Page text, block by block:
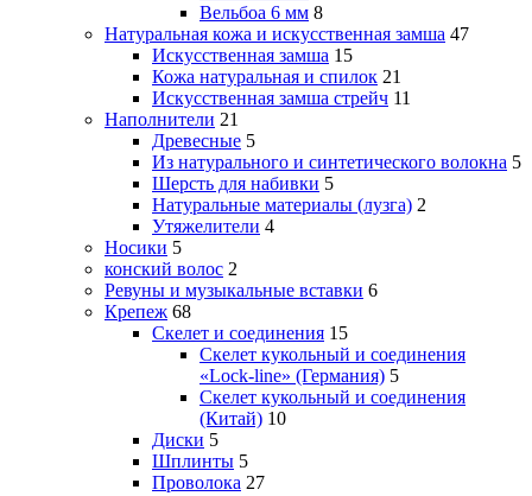
Вельбоа 6 мм 8
Натуральная кожа и искусственная замша 47
Искусственная замша 15
Кожа натуральная и спилок 21
Искусственная замша стрейч 11
Наполнители 21
Древесные 5
Из натурального и синтетического волокна 5
Шерсть для набивки 5
Натуральные материалы (лузга) 2
Утяжелители 4
Носики 5
конский волос 2
Ревуны и музыкальные вставки 6
Крепеж 68
Скелет и соединения 15
Скелет кукольный и соединения
«Lock-line» (Германия) 5
Скелет кукольный и соединения
(Китай) 10
Диски 5
Шплинты 5
Проволока 27